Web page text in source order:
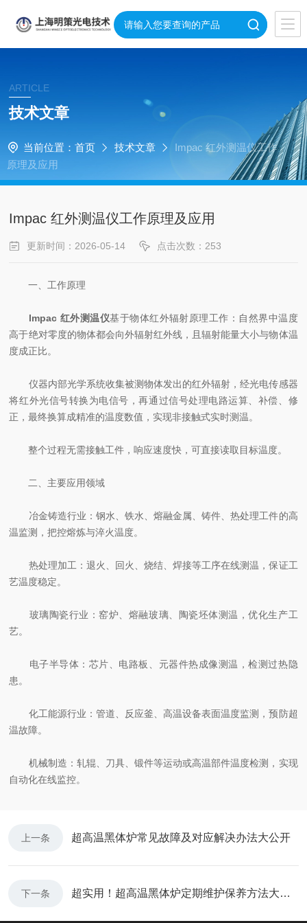
ARTICLE
技术文章
当前位置： 首页 技术文章
Impac 红外测温仪工作
原理及应用
Impac 红外测温仪工作原理及应用
更新时间：2026-05-14 点击次数：253
一、工作原理
Impac 红外测温仪基于物体红外辐射原理工作：自然界中温度
高于绝对零度的物体都会向外辐射红外线，且辐射能量大小与物体温
度成正比。
仪器内部光学系统收集被测物体发出的红外辐射，经光电传感器
将红外光信号转换为电信号，再通过信号处理电路运算、补偿、修
正，最终换算成精准的温度数值，实现非接触式实时测温。
整个过程无需接触工件，响应速度快，可直接读取目标温度。
二、主要应用领域
冶金铸造行业：钢水、铁水、熔融金属、铸件、热处理工件的高
温监测，把控熔炼与淬火温度。
热处理加工：退火、回火、烧结、焊接等工序在线测温，保证工
艺温度稳定。
玻璃陶瓷行业：窑炉、熔融玻璃、陶瓷坯体测温，优化生产工
艺。
电子半导体：芯片、电路板、元器件热成像测温，检测过热隐
患。
化工能源行业：管道、反应釜、高温设备表面温度监测，预防超
温故障。
机械制造：轧辊、刀具、锻件等运动或高温部件温度检测，实现
自动化在线监控。
上一条 超高温黑体炉常见故障及对应解决办法大公开
下一条 超实用！超高温黑体炉定期维护保养方法大汇总